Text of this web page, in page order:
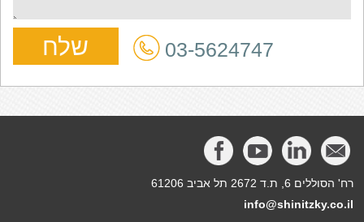
03-5624747
רח' הסוללים 6, ת.ד 2672 תל אביב 61206
info@shinitzky.co.il